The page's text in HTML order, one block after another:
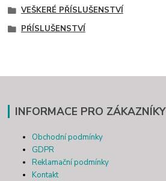
VEŠKERÉ PŘÍSLUŠENSTVÍ
PŔÍSLUŠENSTVÍ
INFORMACE PRO ZÁKAZNÍKY
Obchodní podmínky
GDPR
Reklamační podmínky
Kontakt